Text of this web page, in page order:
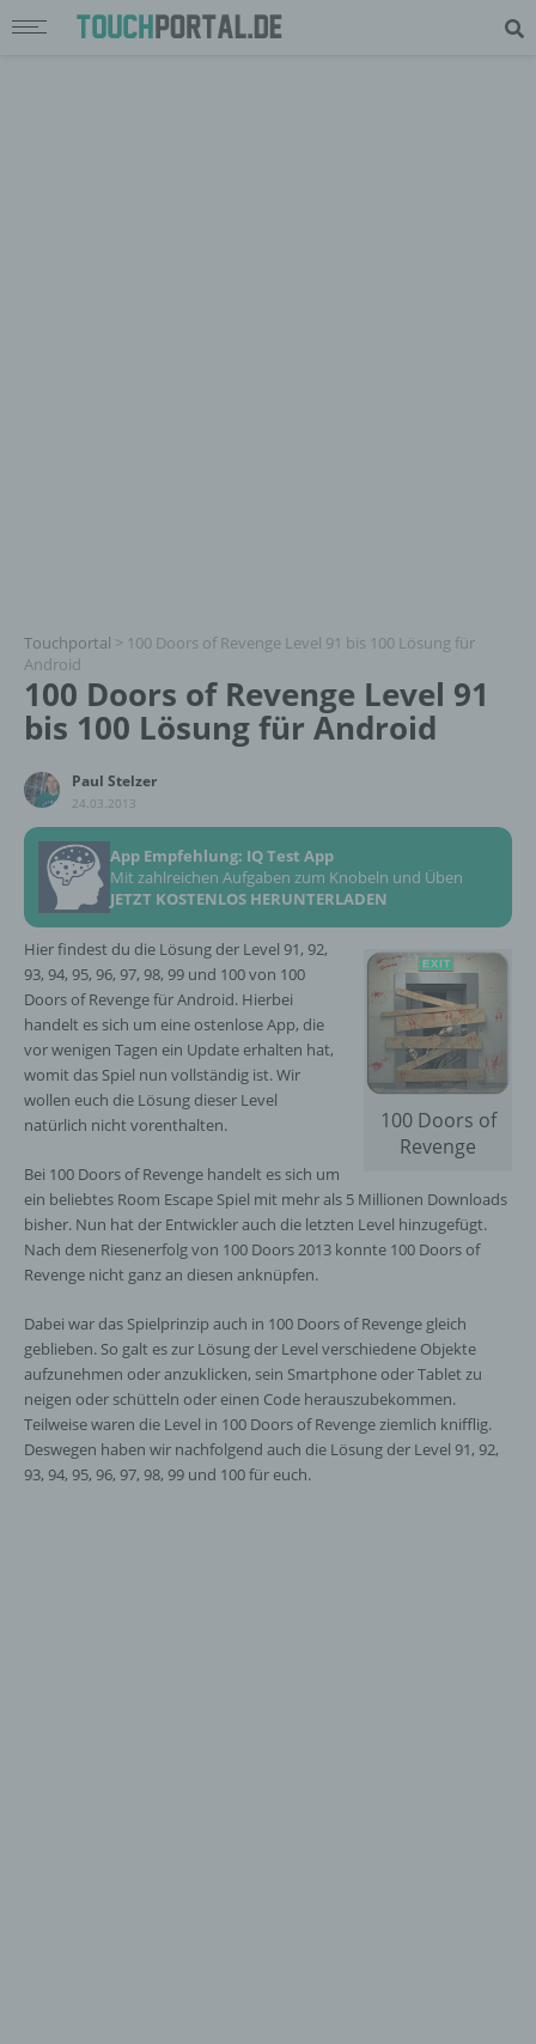
Touchportal > 100 Doors of Revenge Level 91 bis 100 Lösung für
Android
100 Doors of Revenge Level 91
bis 100 Lösung für Android
Paul Stelzer
24.03.2013
App Empfehlung: IQ Test App
Mit zahlreichen Aufgaben zum Knobeln und Üben
JETZT KOSTENLOS HERUNTERLADEN
100 Doors of
Revenge
Hier findest du die Lösung der Level 91, 92,
93, 94, 95, 96, 97, 98, 99 und 100 von 100
Doors of Revenge für Android. Hierbei
handelt es sich um eine ostenlose App, die
vor wenigen Tagen ein Update erhalten hat,
womit das Spiel nun vollständig ist. Wir
wollen euch die Lösung dieser Level
natürlich nicht vorenthalten.
Bei 100 Doors of Revenge handelt es sich um
ein beliebtes Room Escape Spiel mit mehr als 5 Millionen Downloads
bisher. Nun hat der Entwickler auch die letzten Level hinzugefügt.
Nach dem Riesenerfolg von 100 Doors 2013 konnte 100 Doors of
Revenge nicht ganz an diesen anknüpfen.
Dabei war das Spielprinzip auch in 100 Doors of Revenge gleich
geblieben. So galt es zur Lösung der Level verschiedene Objekte
aufzunehmen oder anzuklicken, sein Smartphone oder Tablet zu
neigen oder schütteln oder einen Code herauszubekommen.
Teilweise waren die Level in 100 Doors of Revenge ziemlich knifflig.
Deswegen haben wir nachfolgend auch die Lösung der Level 91, 92,
93, 94, 95, 96, 97, 98, 99 und 100 für euch.